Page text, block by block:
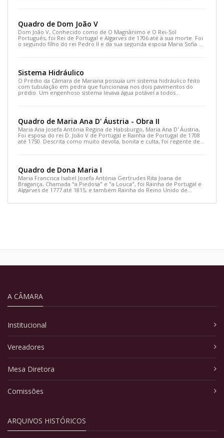
Quadro de Dom João V
Dom João V, Conhecido como de O Magnânimo e O Rei-Sol
Português, foi Rei de Portugal e Algarves de 1706 até à sua morte. Foi
o segundo filho do rei Pedro II e da sua segunda esposa Maria Sofia de
Sistema Hidráulico
O Prédio da Câmara de Mariana possuía um sistema hidráulico feito
com tubulação em pedra que funcionava nos dois pavimentos do
prédio. Um engenhoso sistema levava água potável a todos
Quadro de Maria Ana D' Áustria - Obra II
Maria Ana Josefa Antônia Regina de Habsburgo, Maria Ana D' Áustria,
Foi esposa do rei D. João V de Portugal e Rainha de Portugal de 1708
até 1750. Descrita como muito devota, bonita e culta, foi regente de
Quadro de Dona Maria I
Maria Francisca Isabel Josefa Antónia Gertrudes Rita Joana de
Bragança, Chamada "a Piedosa" e "a Louca", foi Rainha de Portugal e
Algarves de 1777 até 1815, e também Rainha do Reino Unido de
A CÂMARA
Institucional
Vereadores
Mesa Diretora
Comissões
ARQUIVOS HISTÓRICOS